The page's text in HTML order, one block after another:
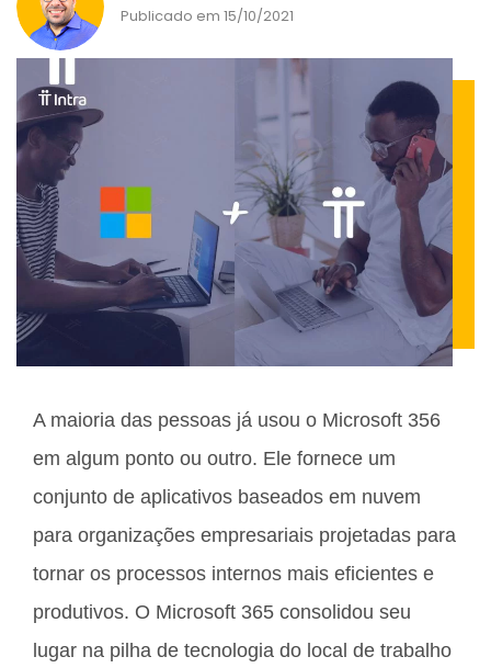
Publicado em 15/10/2021
A maioria das pessoas já usou o Microsoft 356
em algum ponto ou outro. Ele fornece um
conjunto de aplicativos baseados em nuvem
para organizações empresariais projetadas para
tornar os processos internos mais eficientes e
produtivos. O Microsoft 365 consolidou seu
lugar na pilha de tecnologia do local de trabalho